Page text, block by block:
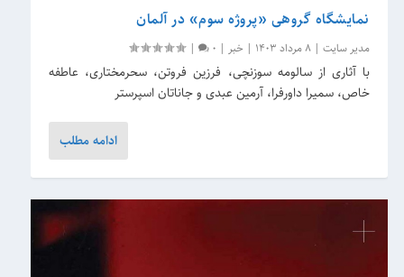
نمایشگاه گروهی «پروژه سوم» در آلمان
مدیر سایت |8 مرداد 1403 | خبر |
0
|
با آثاری از سالومه سوزنچی، فرزین فروتن، سحرمختاری، عاطفه
خاص، سمیرا داورفرا، آرمین عبدی و جاناتان اسپرستر
ادامه مطلب